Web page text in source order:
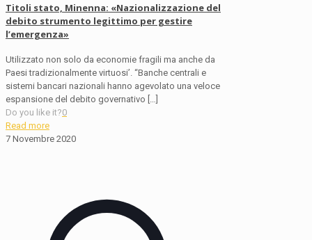
Titoli stato, Minenna: «Nazionalizzazione del
debito strumento legittimo per gestire
l’emergenza»
Utilizzato non solo da economie fragili ma anche da
Paesi tradizionalmente virtuosi’. “Banche centrali e
sistemi bancari nazionali hanno agevolato una veloce
espansione del debito governativo
Do you like it?0
Read more
7 Novembre 2020